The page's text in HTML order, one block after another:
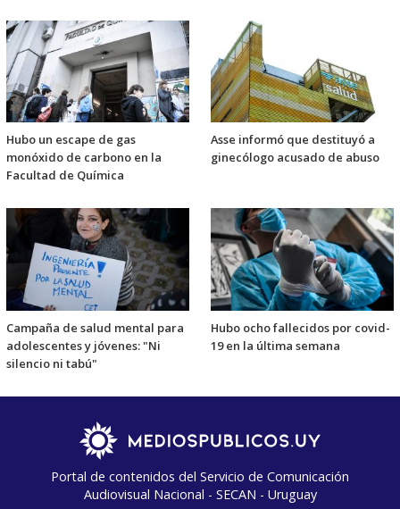
Hubo un escape de gas
monóxido de carbono en la
Facultad de Química
Asse informó que destituyó a
ginecólogo acusado de abuso
Campaña de salud mental para
adolescentes y jóvenes: "Ni
silencio ni tabú"
Hubo ocho fallecidos por covid-
19 en la última semana
Portal de contenidos del Servicio de Comunicación
Audiovisual Nacional - SECAN - Uruguay